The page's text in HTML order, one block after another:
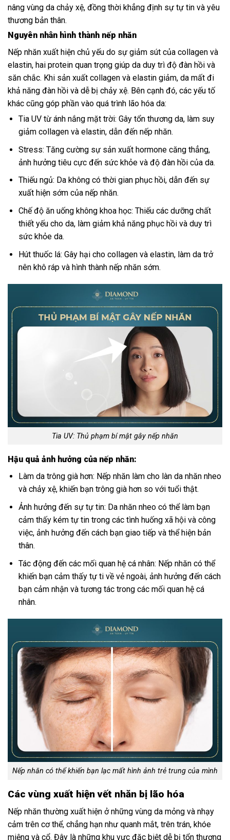
nâng vùng da chảy xệ, đồng thời khẳng định sự tự tin và yêu
thương bản thân.
Nguyên nhân hình thành nếp nhăn
Nếp nhăn xuất hiện chủ yếu do sự giảm sút của collagen và
elastin, hai protein quan trọng giúp da duy trì độ đàn hồi và
săn chắc. Khi sản xuất collagen và elastin giảm, da mất đi
khả năng đàn hồi và dễ bị chảy xệ. Bên cạnh đó, các yếu tố
khác cũng góp phần vào quá trình lão hóa da:
Tia UV từ ánh nắng mặt trời: Gây tổn thương da, làm suy
giảm collagen và elastin, dẫn đến nếp nhăn.
Stress: Tăng cường sự sản xuất hormone căng thẳng,
ảnh hưởng tiêu cực đến sức khỏe và độ đàn hồi của da.
Thiếu ngủ: Da không có thời gian phục hồi, dẫn đến sự
xuất hiện sớm của nếp nhăn.
Chế độ ăn uống không khoa học: Thiếu các dưỡng chất
thiết yếu cho da, làm giảm khả năng phục hồi và duy trì
sức khỏe da.
Hút thuốc lá: Gây hại cho collagen và elastin, làm da trở
nên khô ráp và hình thành nếp nhăn sớm.
Tia UV: Thủ phạm bí mật gây nếp nhăn
Hậu quả ảnh hưởng của nếp nhăn:
Làm da trông già hơn: Nếp nhăn làm cho làn da nhăn nheo
và chảy xệ, khiến bạn trông già hơn so với tuổi thật.
Ảnh hưởng đến sự tự tin: Da nhăn nheo có thể làm bạn
cảm thấy kém tự tin trong các tình huống xã hội và công
việc, ảnh hưởng đến cách bạn giao tiếp và thể hiện bản
thân.
Tác động đến các mối quan hệ cá nhân: Nếp nhăn có thể
khiến bạn cảm thấy tự ti về vẻ ngoài, ảnh hưởng đến cách
bạn cảm nhận và tương tác trong các mối quan hệ cá
nhân.
Nếp nhăn có thể khiến bạn lạc mất hình ảnh trẻ trung của mình
Các vùng xuất hiện vết nhăn bị lão hóa
Nếp nhăn thường xuất hiện ở những vùng da mỏng và nhạy
cảm trên cơ thể, chẳng hạn như quanh mắt, trên trán, khóe
miệng và cổ. Đây là những khu vực đặc biệt dễ bị tổn thương